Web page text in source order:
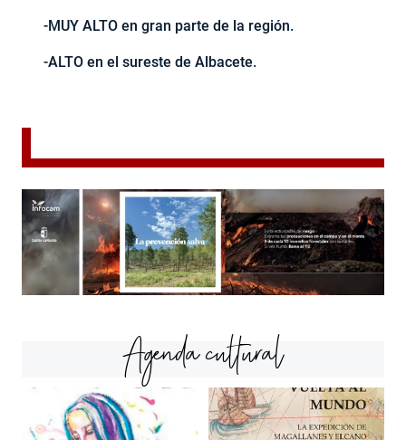
-MUY ALTO en gran parte de la región.
-ALTO en el sureste de Albacete.
Agenda cultural